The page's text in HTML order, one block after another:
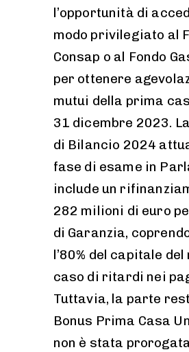
l’opportunità di
modo privilegiato al
Consap o al Fondo
per ottenere
mutui della prima
31 dicembre 2023.
di Bilancio 2024
fase di esame in
include un
282 milioni di euro
di Garanzia,
l’80% del capitale del
caso di ritardi nei
Tuttavia, la parte
Bonus Prima Casa
non è stata